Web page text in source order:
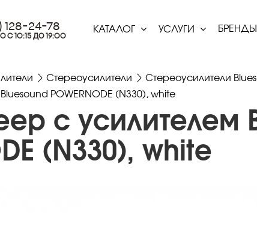
128-24-78
С 10:15 ДО 19:00
КАТАЛОГ УСЛУГИ БРЕНДЫ
Стереоусилители
Стереоусилители
POWERNODE (N330), white
с усилителем
(N330), white